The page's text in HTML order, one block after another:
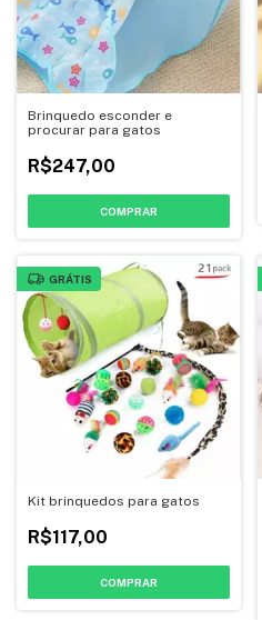
Brinquedo esconder e
procurar para gatos
R$247,00
COMPRAR
GRÁTIS
Kit brinquedos para gatos
R$117,00
COMPRAR